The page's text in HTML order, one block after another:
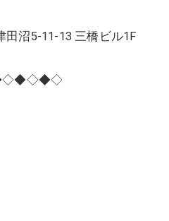
田沼5-11-13 三橋ビル1F